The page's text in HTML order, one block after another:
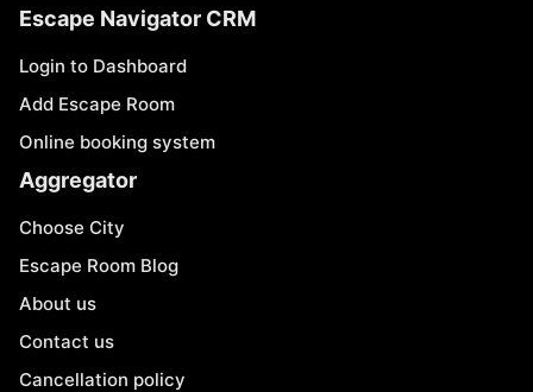
Escape Navigator CRM
Login to Dashboard
Add Escape Room
Online booking system
Aggregator
Choose City
Escape Room Blog
About us
Contact us
Cancellation policy